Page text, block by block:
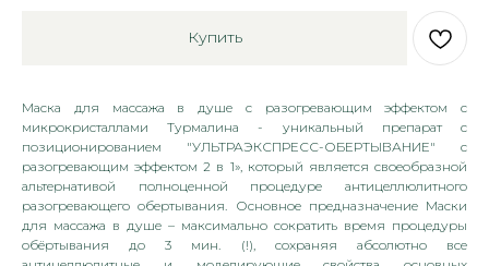
Купить
Маска для массажа в душе с разогревающим эффектом с
микрокристаллами Турмалина - уникальный препарат с
позиционированием "УЛЬТРАЭКСПРЕСС-ОБЕРТЫВАНИЕ" с
разогревающим эффектом 2 в 1», который является своеобразной
альтернативой полноценной процедуре антицеллюлитного
разогревающего обертывания. Основное предназначение Маски
для массажа в душе – максимально сократить время процедуры
обёртывания до 3 мин. (!), сохраняя абсолютно все